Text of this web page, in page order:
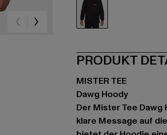
PRODUKT
MISTER TEE
Dawg Hoody
Der Mister Tee
klare Message auf